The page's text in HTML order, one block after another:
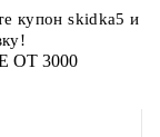
купон skidka5 и
3000